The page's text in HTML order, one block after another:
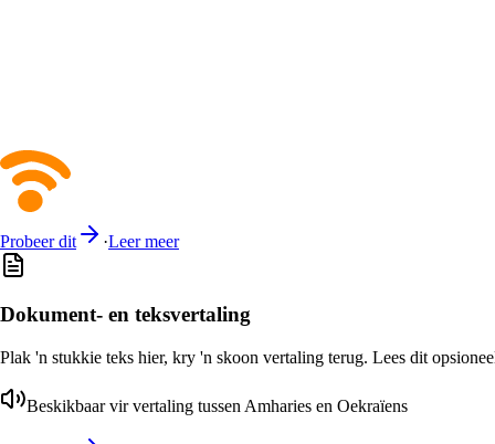
Probeer dit ·Leer meer
Dokument- en teksvertaling
Plak 'n stukkie teks hier, kry 'n skoon vertaling terug. Lees dit
Beskikbaar vir vertaling tussen Amharies en Oekraïens